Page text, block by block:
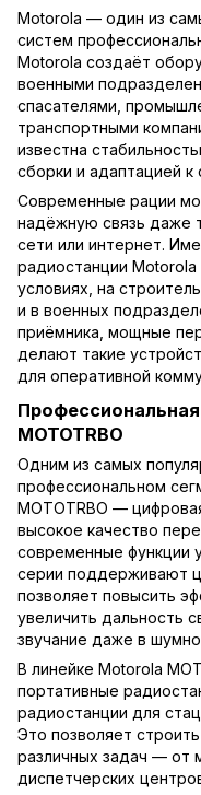
Motorola — один из
систем
Motorola создаёт
военными
спасателями,
транспортными
известна
сборки и адаптацией
Современные рации
надёжную связь даже
сети или интернет.
радиостанции
условиях, на
и в военных
приёмника, мощные
делают такие
для оперативной
MOTOTRBO
Одним из самых
профессиональном
MOTOTRBO —
высокое качество
современные функции
серии поддерживают
позволяет повысить
увеличить дальность
звучание даже в
В линейке Motorola
портативные
радиостанции для
Это позволяет
различных задач — от
диспетчерских